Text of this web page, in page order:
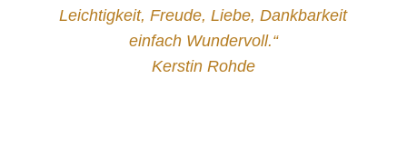
Leichtigkeit, Freude, Liebe, Dankbarkeit
einfach Wundervoll.“
Kerstin Rohde